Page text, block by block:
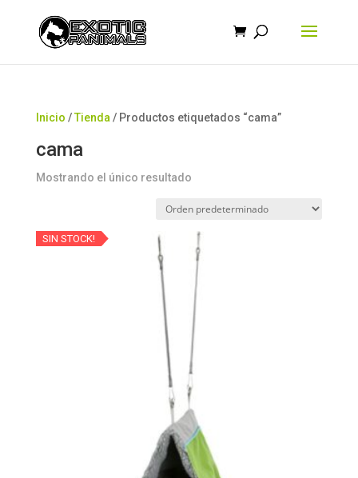
Inicio /Tienda / Productos etiquetados “cama”
cama
Mostrando el único resultado
SIN STOCK!